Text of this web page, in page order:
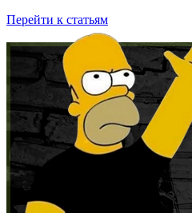
Перейти к статьям